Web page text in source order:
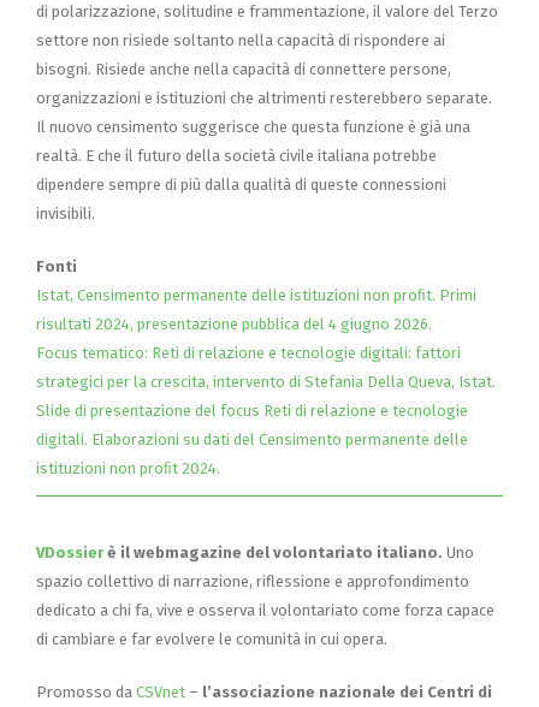
di polarizzazione, solitudine e frammentazione, il valore del Terzo
settore non risiede soltanto nella capacità di rispondere ai
bisogni. Risiede anche nella capacità di connettere persone,
organizzazioni e istituzioni che altrimenti resterebbero separate.
Il nuovo censimento suggerisce che questa funzione è già una
realtà. E che il futuro della società civile italiana potrebbe
dipendere sempre di più dalla qualità di queste connessioni
invisibili.
Fonti
Istat, Censimento permanente delle istituzioni non proﬁt. Primi
risultati 2024, presentazione pubblica del 4 giugno 2026.
Focus tematico: Reti di relazione e tecnologie digitali: fattori
strategici per la crescita, intervento di Stefania Della Queva, Istat.
Slide di presentazione del focus Reti di relazione e tecnologie
digitali. Elaborazioni su dati del Censimento permanente delle
istituzioni non proﬁt 2024.
VDossierè il webmagazine del volontariato italiano. Uno
spazio collettivo di narrazione, riflessione e approfondimento
dedicato a chi fa, vive e osserva il volontariato come forza capace
di cambiare e far evolvere le comunità in cui opera.
Promosso da CSVnet – l’associazione nazionale dei Centri di